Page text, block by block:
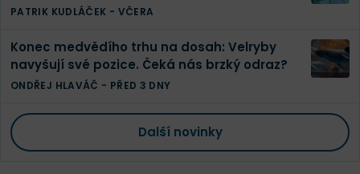
PATRIK KUDLÁČEK - VČERA
Konec medvědího trhu na dosah: Velryby
navyšují své pozice. Čeká nás brzký odraz?
ONDŘEJ HLAVÁČ - PŘED 3 DNY
Další novinky